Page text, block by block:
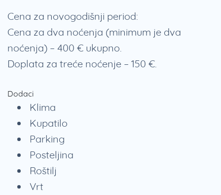
Cena za novogodišnji period:
Cena za dva noćenja (minimum je dva
noćenja) – 400 € ukupno.
Doplata za treće noćenje – 150 €.
Dodaci
Klima
Kupatilo
Parking
Posteljina
Roštilj
Vrt